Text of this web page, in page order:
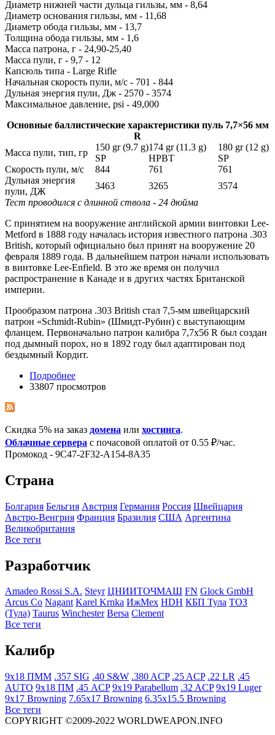
Диаметр нижней части дульца гильзы, мм - 8,64
Диаметр основания гильзы, мм - 11,68
Диаметр обода гильзы, мм - 13,7
Толщина обода гильзы, мм - 1,6
Масса патрона, г - 24,90-25,40
Масса пули, г - 9,7 - 12
Капсюль типа - Large Rifle
Начальная скорость пули, м/с - 701 - 844
Дульная энергия пули, Дж - 2570 - 3574
Максимальное давление, psi - 49,000
Основные баллистические характеристики пуль 7,7×56 мм
R
Масса пули, тип, гр
150 gr (9.7 g)
SP
174 gr (11.3 g)
HPBT
180 gr (12 g)
SP
Скорость пули, м/с
844 761
761
Дульная энергия
пули, ДЖ
3463 3265
3574
Тест проводился с длинной ствола - 24 дюйма
С принятием на вооружение английской армии винтовки Lee-
Metford в 1888 году началась история известного патрона .303
British, который официально был принят на вооружение 20
февраля 1889 года. В дальнейшем патрон начали использовать
в винтовке Lee-Enfield. В это же время он получил
распространение в Канаде и в других частях Британской
империи.
Прообразом патрона .303 British стал 7,5-мм швейцарский
патрон «Schmidt-Rubin» (Шмидт-Рубин) с выступающим
фланцем. Первоначально патрон калибра 7,7x56 R был создан
под дымный порох, но в 1892 году был адаптирован под
бездымный Кордит.
Подробнее
33807 просмотров
Скидка 5% на заказ домена или хостинга.
Облачные сервера с почасовой оплатой от 0.55 ₽/час.
Промокод - 9C47-2F32-A154-8A35
Страна
Болгария Бельгия Австрия Германия Росcия Швейцария
Австро-Венгрия Франция Бразилия США Аргентина
Великобритания
Все теги
Разработчик
Amadeo Rossi S.A. Steyr ЦНИИТОЧМАШ FN Glock GmbH
Arcus Co Nagant Karel Krnka ИжМех HDH КБП Тула ТОЗ
(Тула) Taurus Winchester Bersa Clement
Все теги
Калибр
9x18 ПММ .357 SIG .40 S&W .380 ACP .25 ACP .22 LR .45
AUTO 9x18 ПМ .45 ACP 9x19 Parabellum .32 ACP 9x19 Luger
9x17 Browning 7.65x17 Browning 6.35x15.5 Browning
Все теги
COPYRIGHT ©2009-2022 WORLDWEAPON.INFO